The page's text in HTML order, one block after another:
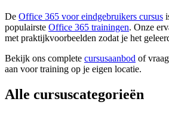
De Office 365 voor eindgebruikers cursus
populairste Office 365 trainingen. Onze
met praktijkvoorbeelden zodat je het
Bekijk ons complete cursusaanbod of
aan voor training op je eigen locatie.
Alle cursuscategorieën